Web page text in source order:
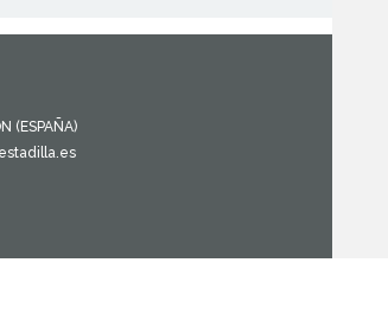
(ESPAÑA)